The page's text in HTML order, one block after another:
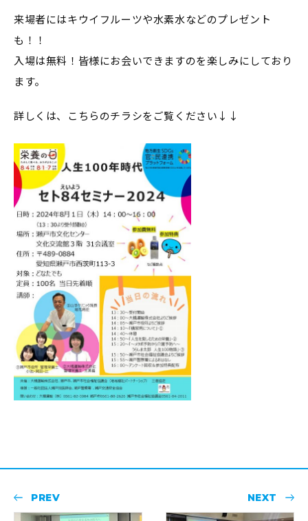
来場者にはキウイフルーツや水素水などのプレゼント
も！！
入場は無料！皆様にお会いできますのを楽しみにしており
ます。
詳しくは、こちらのチラシをご覧ください↓↓
PREV NEXT